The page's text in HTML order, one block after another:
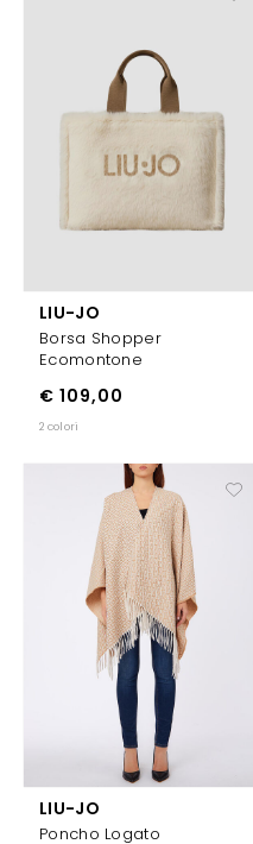
LIU-JO
Borsa Shopper
Ecomontone
€ 109,00
2 colori
LIU-JO
Poncho Logato